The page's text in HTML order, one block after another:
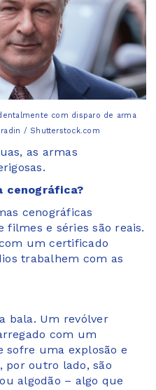
com disparo de arma
/ Shutterstock.com
as armas
cenográfica?
cenográficas
filmes e séries são reais.
um certificado
trabalhem com as
bala. Um revólver
com um
sofre uma explosão e
por outro lado, são
algodão – algo que